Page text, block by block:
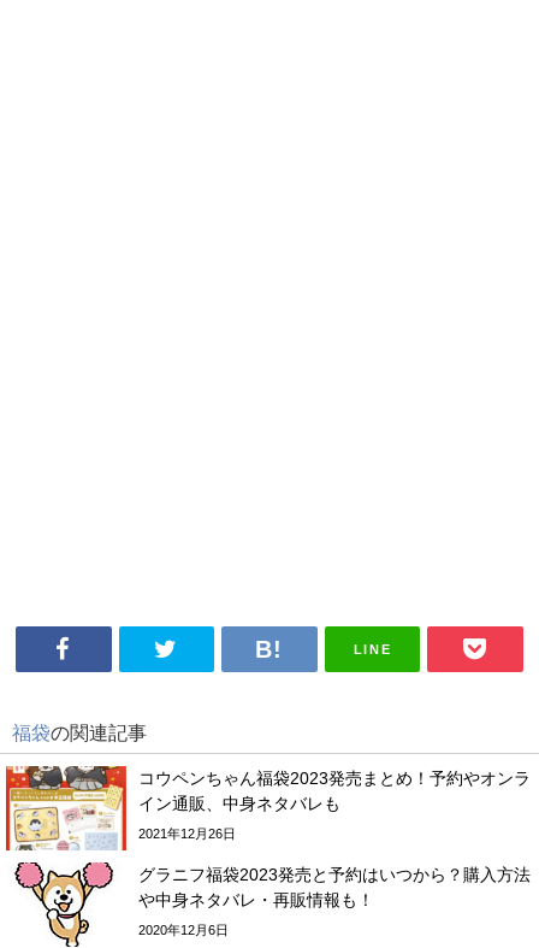
LINE
福袋の関連記事
コウペンちゃん福袋2023発売まとめ！予約やオンラ
イン通販、中身ネタバレも
2021年12月26日
グラニフ福袋2023発売と予約はいつから？購入方法
や中身ネタバレ・再販情報も！
2020年12月6日